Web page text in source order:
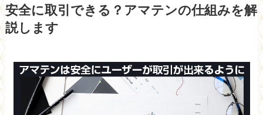
安全に取引できる？アマテンの仕組みを解
説します